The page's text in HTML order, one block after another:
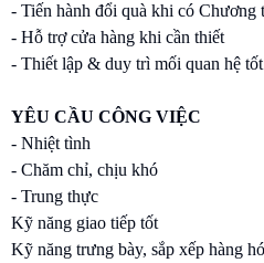
- Tiến hành đổi quà khi có Chương
- Hỗ trợ cửa hàng khi cần thiết
- Thiết lập & duy trì mối quan hệ
YÊU CẦU CÔNG VIỆC
- Nhiệt tình
- Chăm chỉ, chịu khó
- Trung thực
Kỹ năng giao tiếp tốt
Kỹ năng trưng bày, sắp xếp hàng